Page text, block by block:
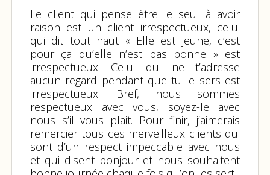
Le client qui pense être le seul à avoir
raison est un client irrespectueux, celui
qui dit tout haut « Elle est jeune, c’est
pour ça qu’elle n’est pas bonne » est
irrespectueux. Celui qui ne t’adresse
aucun regard pendant que tu le sers est
irrespectueux. Bref, nous sommes
respectueux avec vous, soyez-le avec
nous s’il vous plait. Pour finir, j’aimerais
remercier tous ces merveilleux clients qui
sont d’un respect impeccable avec nous
et qui disent bonjour et nous souhaitent